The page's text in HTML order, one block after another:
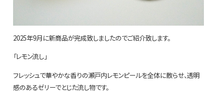
2025年9月に新商品が完成致しましたのでご紹介致します。
「レモン流し」
フレッシュで華やかな香りの瀬戸内レモンピールを全体に散らせ、透明
感のあるゼリーでとじた流し物です。